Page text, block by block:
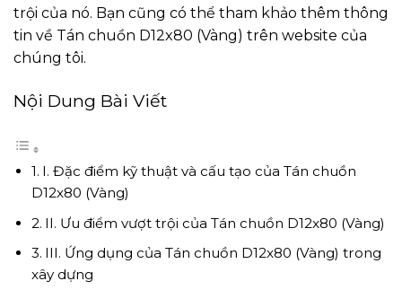
trội của nó. Bạn cũng có thể tham khảo thêm thông
tin về Tán chuồn D12x80 (Vàng) trên website của
chúng tôi.
Nội Dung Bài Viết
I. Đặc điểm kỹ thuật và cấu tạo của Tán chuồn
D12x80 (Vàng)
II. Ưu điểm vượt trội của Tán chuồn D12x80 (Vàng)
III. Ứng dụng của Tán chuồn D12x80 (Vàng) trong
xây dựng